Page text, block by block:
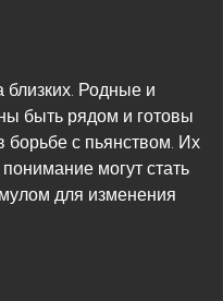
Родные и
быть рядом и готовы
борьбе с пьянством. Их
могут стать
для изменения